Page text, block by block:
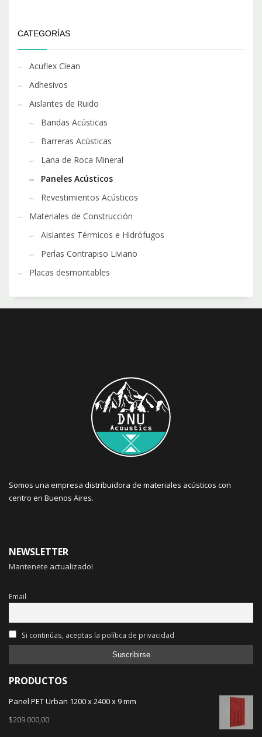
CATEGORÍAS
Acuflex Clean
Adhesivos
Aislantes de Ruido
Bandas Acústicas
Barreras Acústicas
Lana de Roca Mineral
Paneles Acústicos
Revestimientos Acústicos
Materiales de Construcción
Aislantes Térmicos e Hidrófugos
Perlas Contrapiso Liviano
Placas desmontables
Somos una empresa distribuidora de materiales acústicos con
centro en Buenos Aires.
NEWSLETTER
Mantenete actualizado!
Email
Si continúas, aceptas la política de privacidad
PRODUCTOS
Panel PET Urban 1200 x 2400 x 9 mm
$209.000,00